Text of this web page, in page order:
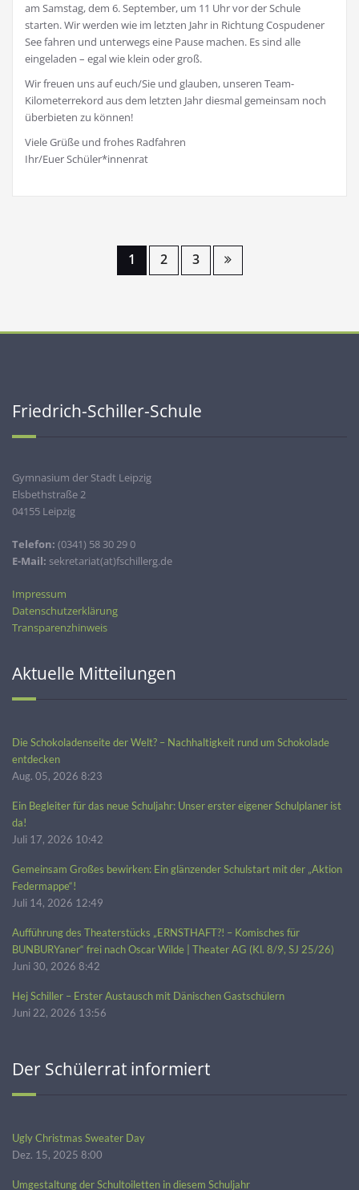
am Samstag, dem 6. September, um 11 Uhr vor der Schule
starten. Wir werden wie im letzten Jahr in Richtung Cospudener
See fahren und unterwegs eine Pause machen. Es sind alle
eingeladen – egal wie klein oder groß.
Wir freuen uns auf euch/Sie und glauben, unseren Team-
Kilometerrekord aus dem letzten Jahr diesmal gemeinsam noch
überbieten zu können!
Viele Grüße und frohes Radfahren
Ihr/Euer Schüler*innenrat
1 2 3
Friedrich-Schiller-Schule
Gymnasium der Stadt Leipzig
Elsbethstraße 2
04155 Leipzig
Telefon: (0341) 58 30 29 0
E-Mail: sekretariat(at)fschillerg.de
Impressum
Datenschutzerklärung
Transparenzhinweis
Aktuelle Mitteilungen
Die Schokoladenseite der Welt? – Nachhaltigkeit rund um Schokolade
entdecken
Aug. 05, 2026 8:23
Ein Begleiter für das neue Schuljahr: Unser erster eigener Schulplaner ist
da!
Juli 17, 2026 10:42
Gemeinsam Großes bewirken: Ein glänzender Schulstart mit der „Aktion
Federmappe“!
Juli 14, 2026 12:49
Aufführung des Theaterstücks „ERNSTHAFT?! – Komisches für
BUNBURYaner“ frei nach Oscar Wilde | Theater AG (Kl. 8/9, SJ 25/26)
Juni 30, 2026 8:42
Hej Schiller – Erster Austausch mit Dänischen Gastschülern
Juni 22, 2026 13:56
Der Schülerrat informiert
Ugly Christmas Sweater Day
Dez. 15, 2025 8:00
Umgestaltung der Schultoiletten in diesem Schuljahr